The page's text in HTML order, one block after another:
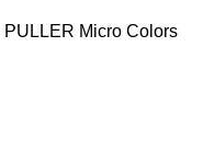
Micro Colors